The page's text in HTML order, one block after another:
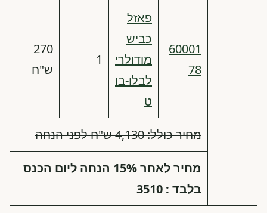
60001
78
פאזל
כביש
מודולרי
לבלו-בו
ט
1
270
ש"ח
מחיר כולל: 4,130 ש"ח לפני הנחה
מחיר לאחר 15% הנחה ליום הכנס
בלבד : 3510